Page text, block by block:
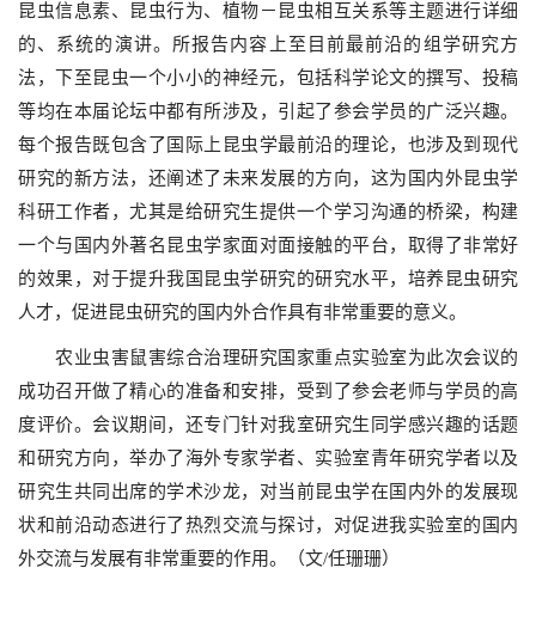
昆虫信息素、昆虫行为、植物－昆虫相互关系等主题进行详细
的、系统的演讲。所报告内容上至目前最前沿的组学研究方
法，下至昆虫一个小小的神经元，包括科学论文的撰写、投稿
等均在本届论坛中都有所涉及，引起了参会学员的广泛兴趣。
每个报告既包含了国际上昆虫学最前沿的理论，也涉及到现代
研究的新方法，还阐述了未来发展的方向，这为国内外昆虫学
科研工作者，尤其是给研究生提供一个学习沟通的桥梁，构建
一个与国内外著名昆虫学家面对面接触的平台，取得了非常好
的效果，对于提升我国昆虫学研究的研究水平，培养昆虫研究
人才，促进昆虫研究的国内外合作具有非常重要的意义。
农业虫害鼠害综合治理研究国家重点实验室为此次会议的
成功召开做了精心的准备和安排，受到了参会老师与学员的高
度评价。会议期间，还专门针对我室研究生同学感兴趣的话题
和研究方向，举办了海外专家学者、实验室青年研究学者以及
研究生共同出席的学术沙龙，对当前昆虫学在国内外的发展现
状和前沿动态进行了热烈交流与探讨，对促进我实验室的国内
外交流与发展有非常重要的作用。（文/任珊珊）